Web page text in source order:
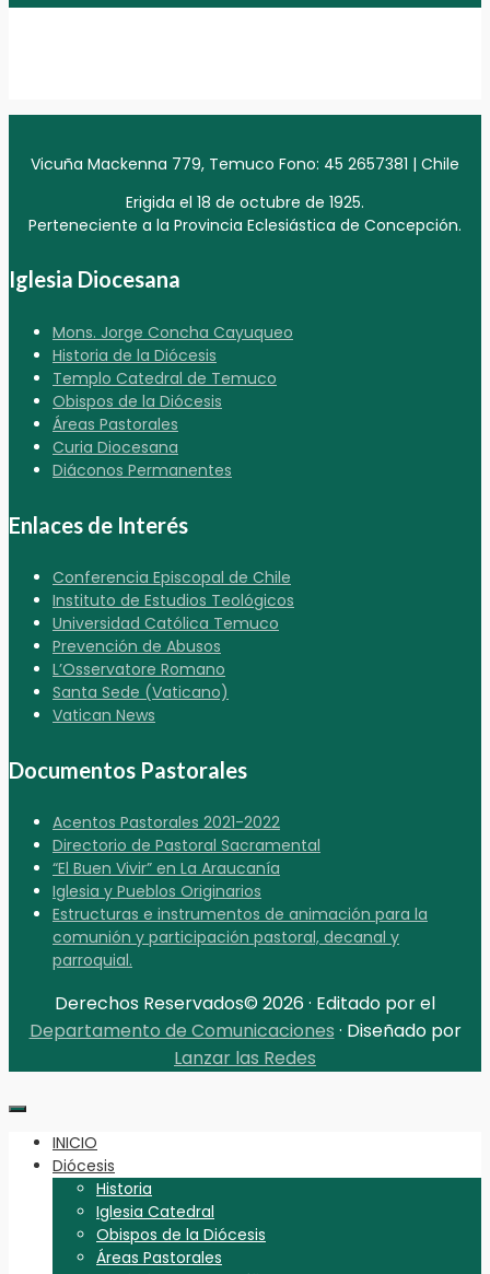
Vicuña Mackenna 779, Temuco Fono: 45 2657381 | Chile
Erigida el 18 de octubre de 1925.
Perteneciente a la Provincia Eclesiástica de Concepción.
Iglesia Diocesana
Mons. Jorge Concha Cayuqueo
Historia de la Diócesis
Templo Catedral de Temuco
Obispos de la Diócesis
Áreas Pastorales
Curia Diocesana
Diáconos Permanentes
Enlaces de Interés
Conferencia Episcopal de Chile
Instituto de Estudios Teológicos
Universidad Católica Temuco
Prevención de Abusos
L’Osservatore Romano
Santa Sede (Vaticano)
Vatican News
Documentos Pastorales
Acentos Pastorales 2021-2022
Directorio de Pastoral Sacramental
“El Buen Vivir” en La Araucanía
Iglesia y Pueblos Originarios
Estructuras e instrumentos de animación para la
comunión y participación pastoral, decanal y
parroquial.
Derechos Reservados© 2026 · Editado por el
Departamento de Comunicaciones · Diseñado por
Lanzar las Redes
INICIO
Diócesis
Historia
Iglesia Catedral
Obispos de la Diócesis
Áreas Pastorales